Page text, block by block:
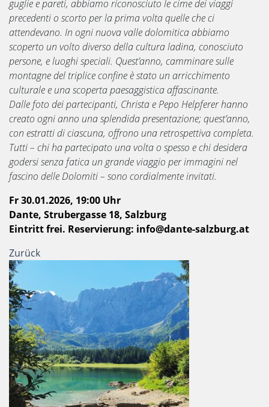
guglie e pareti, abbiamo riconosciuto le cime dei viaggi
precedenti o scorto per la prima volta quelle che ci
attendevano. In ogni nuova valle dolomitica abbiamo
scoperto un volto diverso della cultura ladina, conosciuto
persone, e luoghi speciali. Quest’anno, camminare sulle
montagne del triplice confine è stato un arricchimento
culturale e una scoperta paesaggistica affascinante.
Dalle foto dei partecipanti, Christa e Pepo Helpferer hanno
creato ogni anno una splendida presentazione; quest’anno,
con estratti di ciascuna, offrono una retrospettiva completa.
Tutti – chi ha partecipato una volta o spesso e chi desidera
godersi senza fatica un grande viaggio per immagini nel
fascino delle Dolomiti – sono cordialmente invitati.
Fr 30.01.2026, 19:00 Uhr
Dante, Strubergasse 18, Salzburg
Eintritt frei. Reservierung: info@dante-salzburg.at
Zurück